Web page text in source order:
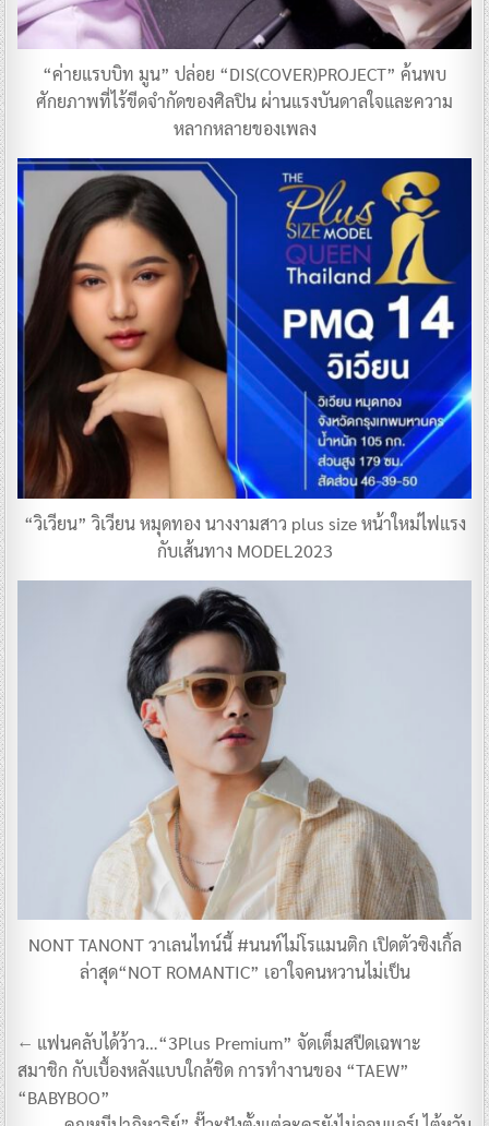
“ค่ายแรบบิท มูน” ปล่อย “DIS(COVER)PROJECT” ค้นพบ
ศักยภาพที่ไร้ขีดจำกัดของศิลปิน ผ่านแรงบันดาลใจและความ
หลากหลายของเพลง
“วิเวียน” วิเวียน หมุดทอง นางงามสาว plus size หน้าใหม่ไฟแรง
กับเส้นทาง MODEL2023
NONT TANONT วาเลนไทน์นี้ #นนท์ไม่โรแมนติก เปิดตัวซิงเกิ้ล
ล่าสุด“NOT ROMANTIC” เอาใจคนหวานไม่เป็น
แนะแนว
เรื่อง
← แฟนคลับได้ว้าว…“3Plus Premium” จัดเต็มสปีดเฉพาะ
สมาชิก กับเบื้องหลังแบบใกล้ชิด การทำงานของ “TAEW”
“BABYBOO”